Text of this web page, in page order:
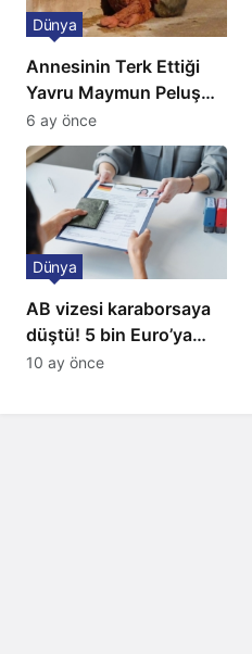
Annesinin Terk Ettiği
Yavru Maymun Peluş
Oyuncağını Anne Bildi
Dünya
6 ay önce
AB vizesi karaborsaya
düştü! 5 bin Euro’ya
varan fiyatlarla
Dünya
10 ay önce